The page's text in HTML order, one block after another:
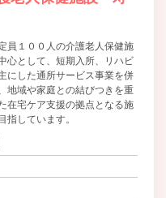
員１００人の介護老人保健施
心として、短期入所、リハビ
にした通所サービス事業を併
地域や家庭との結びつきを重
在宅ケア支援の拠点となる施
指しています。